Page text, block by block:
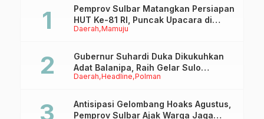
Daerah Mamuju
Pemprov Sulbar Matangkan Persiapan
HUT Ke-81 RI, Puncak Upacara di
Lapangan Ahmad Kirang
Daerah Headline Polman
Gubernur Suhardi Duka Dikukuhkan
Adat Balanipa, Raih Gelar Sulo
Tappidena
Antisipasi Gelombang Hoaks Agustus,
Pemprov Sulbar Ajak Warga Jaga